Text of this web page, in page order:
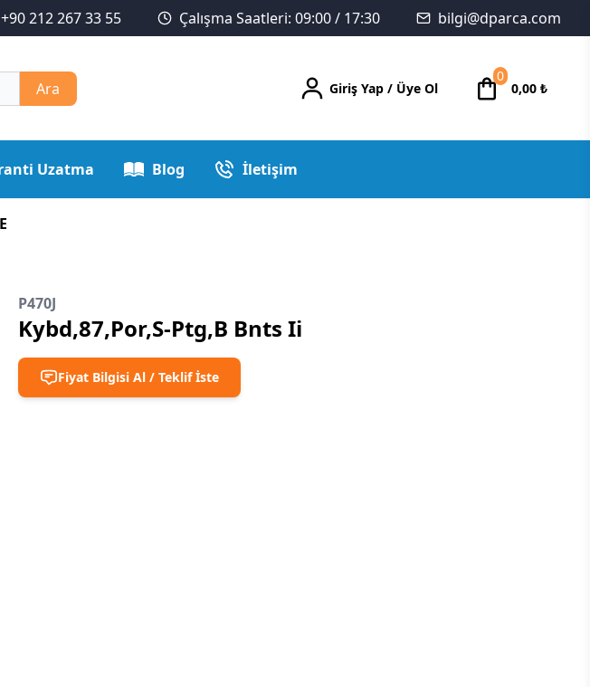
+90 212 267 33 55 Çalışma Saatleri: 09:00 / 17:30 bilgi@dparca.com
Ara Giriş Yap / Üye Ol
0
0,00 ₺
Uzatma Blog İletişim
P470J
Kybd,87,Por,S-Ptg,B Bnts Ii
Fiyat Bilgisi Al / Teklif İste